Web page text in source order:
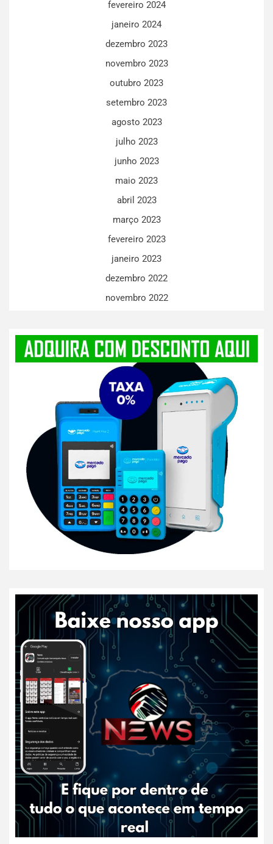
fevereiro 2024
janeiro 2024
dezembro 2023
novembro 2023
outubro 2023
setembro 2023
agosto 2023
julho 2023
junho 2023
maio 2023
abril 2023
março 2023
fevereiro 2023
janeiro 2023
dezembro 2022
novembro 2022